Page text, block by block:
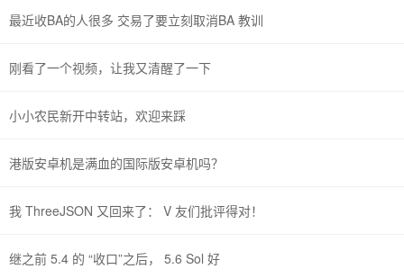
最近收BA的人很多 交易了要立刻取消BA 教训
刚看了一个视频，让我又清醒了一下
小小农民新开中转站，欢迎来踩
港版安卓机是满血的国际版安卓机吗？
我 ThreeJSON 又回来了： V 友们批评得对！
继之前 5.4 的 “收口”之后， 5.6 Sol 好